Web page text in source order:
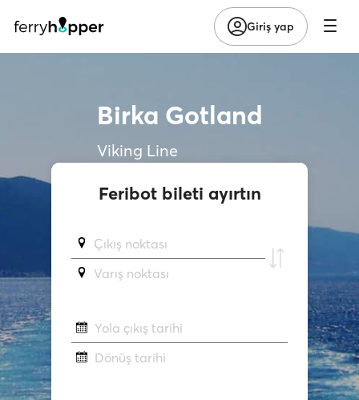
Giriş yap
Birka Gotland
Viking Line
Feribot bileti ayırtın
Çıkış noktası
Varış noktası
Yola çıkış tarihi
Dönüş tarihi